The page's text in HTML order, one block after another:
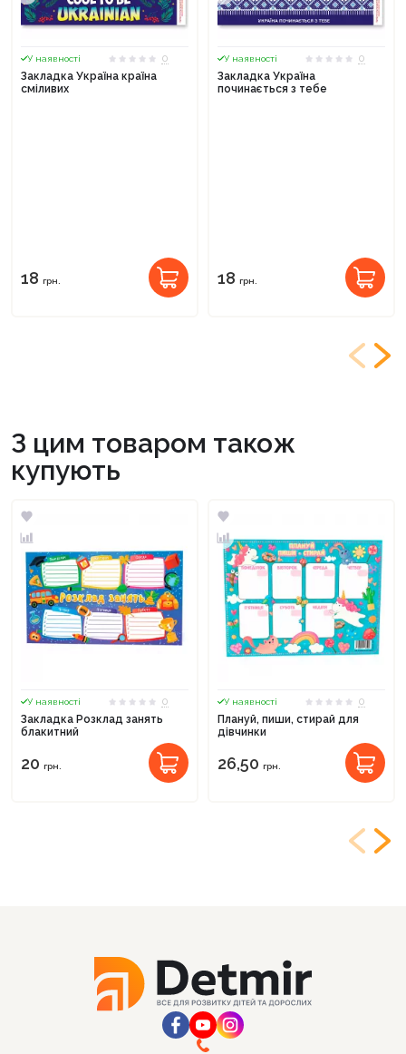
У наявності
0
Закладка Україна країна
сміливих
18 грн.
У наявності
0
Закладка Україна
починається з тебе
18 грн.
З цим товаром також
купують
У наявності
0
Закладка Розклад занять
блакитний
20 грн.
У наявності
0
Плануй, пиши, стирай для
дівчинки
26,50 грн.